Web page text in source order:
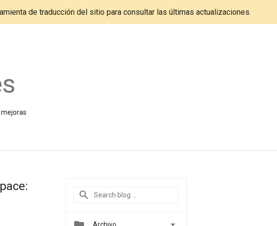
de traducción del sitio para consultar las últimas actualizaciones.